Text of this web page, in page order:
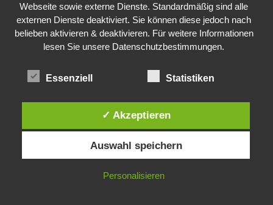
Die Geschichte der Kubushäuser
9. Juli 2018
Was ist denn das? -Mars „SOL 735“ Rover Curiosity
Die Brexit-Lüge (1/8 Teil)
3. November 2019
Diese Website verwendet Cookies. Durch die weitere Nutzung dieser
Website stimmst du der Verwendung von Cookies zu.
IN ORDNUNG
Webseite sowie externe Dienste. Standardmäßig sind alle
externen Dienste deaktiviert. Sie können diese jedoch nach
belieben aktivieren & deaktivieren. Für weitere Informationen
lesen Sie unsere Datenschutzbestimmungen.
Essenziell Statistiken
✓ Akzeptieren
Auswahl speichern
Personalisieren